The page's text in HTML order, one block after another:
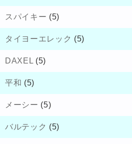
スパイキー (5)
タイヨーエレック (5)
DAXEL (5)
平和 (5)
メーシー (5)
バルテック (5)